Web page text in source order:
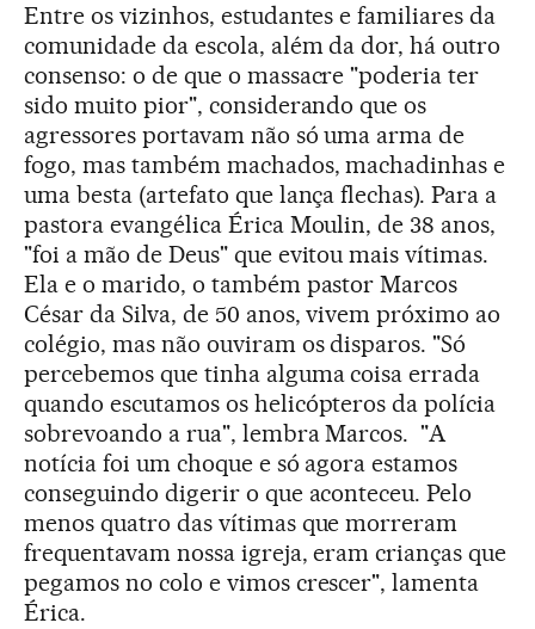
Entre os vizinhos, estudantes e familiares da
comunidade da escola, além da dor, há outro
consenso: o de que o massacre "poderia ter
sido muito pior", considerando que os
agressores portavam não só uma arma de
fogo, mas também machados, machadinhas e
uma besta (artefato que lança flechas). Para a
pastora evangélica Érica Moulin, de 38 anos,
"foi a mão de Deus" que evitou mais vítimas.
Ela e o marido, o também pastor Marcos
César da Silva, de 50 anos, vivem próximo ao
colégio, mas não ouviram os disparos. "Só
percebemos que tinha alguma coisa errada
quando escutamos os helicópteros da polícia
sobrevoando a rua", lembra Marcos. "A
notícia foi um choque e só agora estamos
conseguindo digerir o que aconteceu. Pelo
menos quatro das vítimas que morreram
frequentavam nossa igreja, eram crianças que
pegamos no colo e vimos crescer", lamenta
Érica.